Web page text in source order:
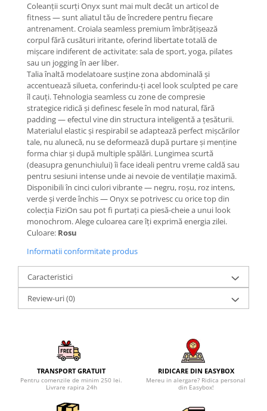
Coleanții scurți Onyx sunt mai mult decât un articol de
fitness — sunt aliatul tău de încredere pentru fiecare
antrenament. Croiala seamless premium îmbrățișează
corpul fără cusături iritante, oferind libertate totală de
mișcare indiferent de activitate: sala de sport, yoga, pilates
sau un jogging în aer liber.
Talia înaltă modelatoare susține zona abdominală și
accentuează silueta, conferindu-ți acel look sculpted pe care
îl cauți. Tehnologia seamless cu zone de compresie
strategice ridică și definesc fesele în mod natural, fără
padding — efectul vine din structura inteligentă a țesăturii.
Materialul elastic și respirabil se adaptează perfect mișcărilor
tale, nu alunecă, nu se deformează după purtare și menține
forma chiar și după multiple spălări. Lungimea scurtă
(deasupra genunchiului) îi face ideali pentru vreme caldă sau
pentru sesiuni intense unde ai nevoie de ventilație maximă.
Disponibili în cinci culori vibrante — negru, roșu, roz intens,
verde și verde închis — Onyx se potrivesc cu orice top din
colecția FiziOn sau pot fi purtați ca piesă-cheie a unui look
monochrom. Alege culoarea care îți exprimă energia zilei.
Culoare: Rosu
Informatii conformitate produs
Caracteristici
Review-uri(0)
TRANSPORT GRATUIT
Pentru comenzile de minim 250 lei.
Livrare rapira 24h
RIDICARE DIN EASYBOX
Mereu in alergare? Ridica personal
din Easybox!